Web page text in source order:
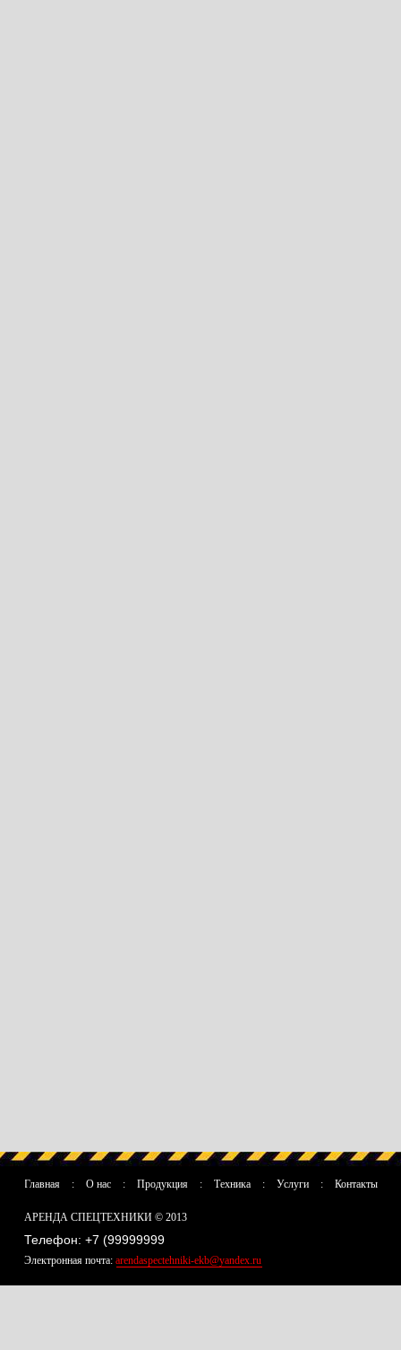
Главная : О нас : Продукция : Техника : Услуги : Контакты
АРЕНДА СПЕЦТЕХНИКИ © 2013
Телефон: +7 (99999999
Электронная почта:arendaspectehniki-ekb@yandex.ru